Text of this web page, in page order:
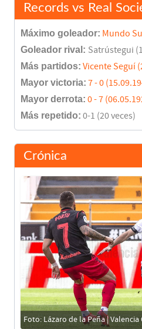
Toni Lato
Gonçalo Guedes
86'
Final del partido 90'
Records vs Real
Máximo goleador: Mundo
Goleador rival: Satrústegui
Más partidos: Vicente Seguí
Mayor victoria: 7 - 0
Mayor derrota: 0 - 7
Más repetido: 0-1 (20 veces)
Crónica